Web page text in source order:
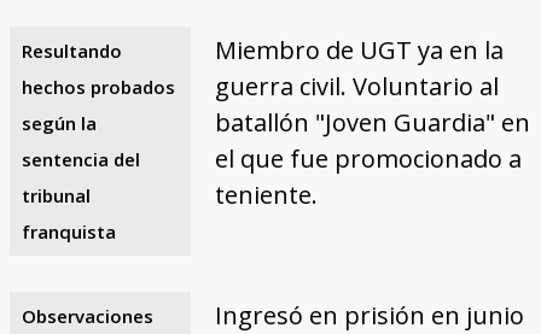
Resultando
hechos probados
según la
sentencia del
tribunal
franquista
Miembro de UGT ya en la
guerra civil. Voluntario al
batallón "Joven Guardia" en
el que fue promocionado a
teniente.
Observaciones
Ingresó en prisión en junio